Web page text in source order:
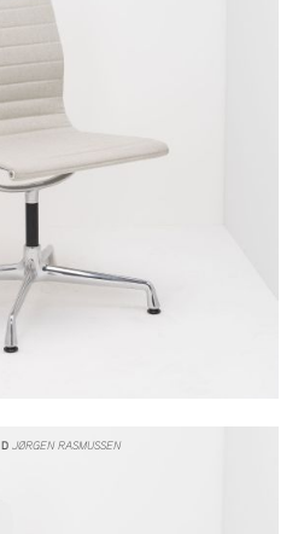
DJØRGEN RASMUSSEN